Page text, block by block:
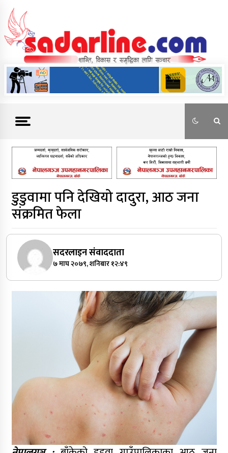
content
News For Nepal
डुडुवामा पनि देखियो दादुरा, आठ जना
संक्रमित फेला
सदरलाइन संवाददाता
७ माघ २०७९, शनिबार १२:४९